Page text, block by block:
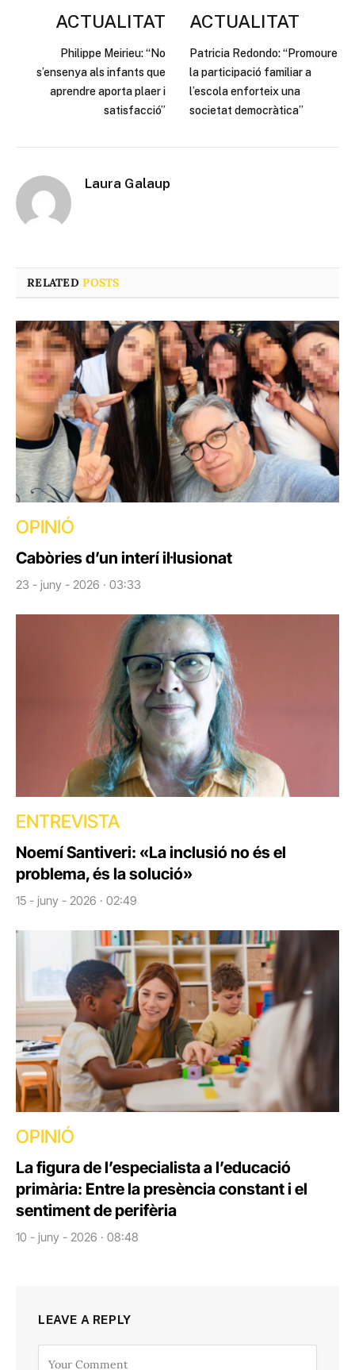
ACTUALITAT
Philippe Meirieu: “No
s’ensenya als infants que
aprendre aporta plaer i
satisfacció”
ACTUALITAT
Patricia Redondo: “Promoure
la participació familiar a
l’escola enforteix una
societat democràtica”
Laura Galaup
RELATEDPOSTS
OPINIÓ
Cabòries d’un interí il·lusionat
23 - juny - 2026 · 03:33
ENTREVISTA
Noemí Santiveri: «La inclusió no és el
problema, és la solució»
15 - juny - 2026 · 02:49
OPINIÓ
La figura de l’especialista a l’educació
primària: Entre la presència constant i el
sentiment de perifèria
10 - juny - 2026 · 08:48
LEAVE A REPLY